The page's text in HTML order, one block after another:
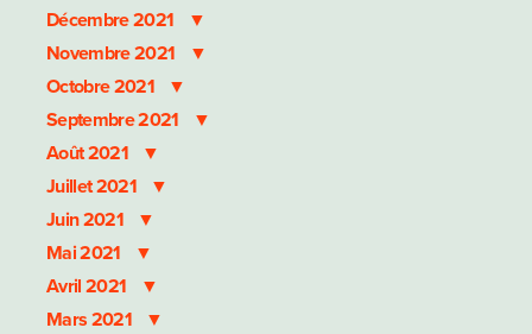
Décembre 2021
Novembre 2021
Octobre 2021
Septembre 2021
Août 2021
Juillet 2021
Juin 2021
Mai 2021
Avril 2021
Mars 2021